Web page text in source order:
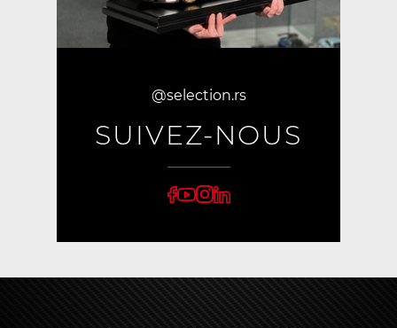
@selection.rs
SUIVEZ-NOUS